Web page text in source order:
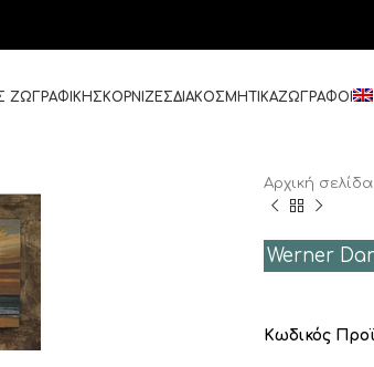
ΖΩΓΡΑΦΙΚΗΣΚΟΡΝΙΖΕΣΔΙΑΚΟΣΜΗΤΙΚΑΖΩΓΡΑΦΟΙ
Αρχική σελίδα
Werner
Κωδικός